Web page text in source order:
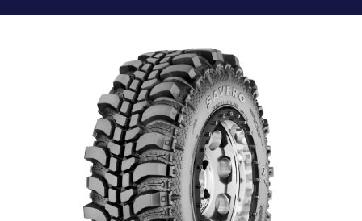
LOCALIZADOR DE REVENDEDOR